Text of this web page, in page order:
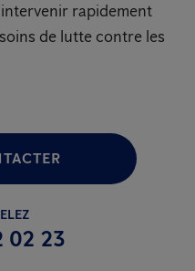
rapidement
de lutte contre les
02 23